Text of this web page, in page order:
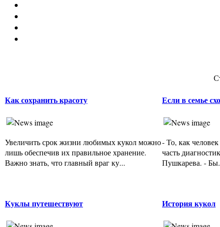
Как сохранить красоту
Увеличить срок жизни любимых кукол можно
лишь обеспечив их правильное хранение.
Важно знать, что главный враг ку...
Если в семье
- То, как
часть
Пушкарева. -
Куклы путешествуют История кукол